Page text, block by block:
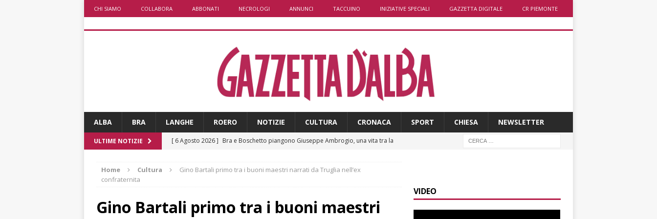
CHI SIAMO COLLABORA ABBONATI NECROLOGI ANNUNCI TACCUINO INIZIATIVE SPECIALI GAZZETTA DIGITALE CR PIEMONTE
ALBA BRA LANGHE ROERO NOTIZIE CULTURA CRONACA SPORT CHIESA NEWSLETTER
ULTIME NOTIZIE [ 6 Agosto 2026 ] Bra e Boschetto piangono Giuseppe Ambrogio, una vita tra la
[ 6 Agosto 2026 ] Vezza d’Alba, finisce con l’auto sullo spartitraffico della
[ 6 Agosto 2026 ] La bella stagione riporta l’allarme sulle strade: cresce il
Home Cultura
Gino Bartali primo tra i buoni maestri narrati da Truglia nell’ex
confraternita
Gino Bartali primo tra i buoni maestri
VIDEO